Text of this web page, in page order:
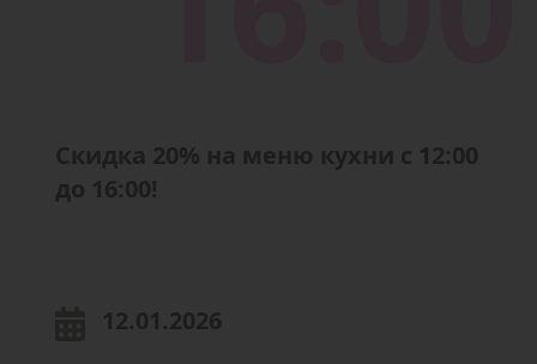
Скидка 20% на меню кухни с 12:00
до 16:00!
12.01.2026